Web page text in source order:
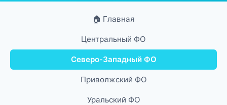
🏠 Главная
Центральный ФО
Северо-Западный ФО
Приволжский ФО
Уральский ФО